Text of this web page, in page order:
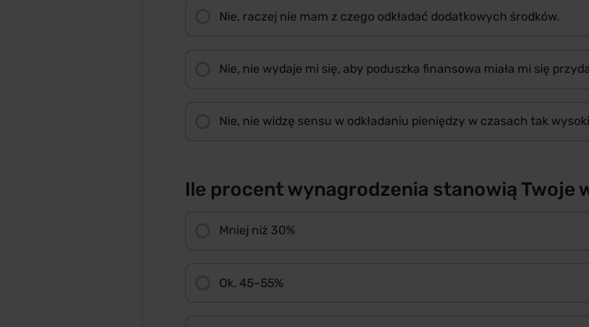
Nie, raczej nie mam z czego odkładać dodatkowych środków.
Nie, nie wydaje mi się, aby poduszka finansowa miała mi się
Nie, nie widzę sensu w odkładaniu pieniędzy w czasach tak
Ile procent wynagrodzenia stanowią Twoje
Mniej niż 30%
Ok. 45–55%